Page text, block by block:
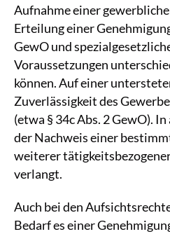
Aufnahme einer
Erteilung einer
GewO und
Voraussetzungen
können. Auf einer
Zuverlässigkeit des
(etwa § 34c Abs. 2 GewO).
der Nachweis einer
weiterer
verlangt.
Auch bei den
Bedarf es einer